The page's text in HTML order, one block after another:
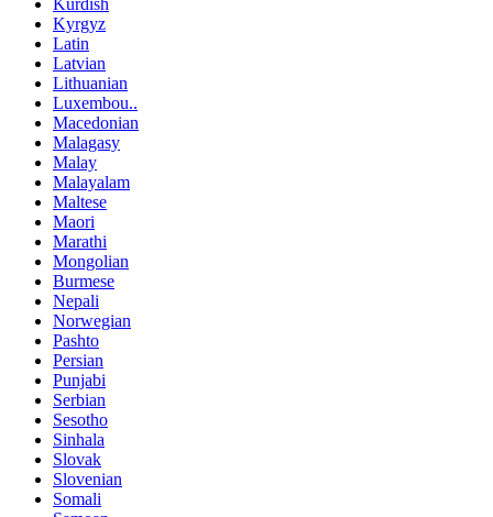
Kurdish
Kyrgyz
Latin
Latvian
Lithuanian
Luxembou..
Macedonian
Malagasy
Malay
Malayalam
Maltese
Maori
Marathi
Mongolian
Burmese
Nepali
Norwegian
Pashto
Persian
Punjabi
Serbian
Sesotho
Sinhala
Slovak
Slovenian
Somali